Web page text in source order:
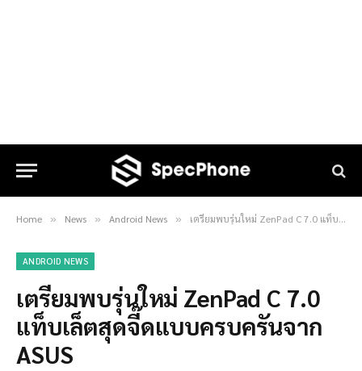
Home » News » Android News » เตรียมพบรุ่นใหม่ ZenPad C 7.0 แท็บเล็ตสุดจี๊ดแบบครบครันจาก ASUS
ANDROID NEWS
เตรียมพบรุ่นใหม่ ZenPad C 7.0
แท็บเล็ตสุดจี๊ดแบบครบครันจาก
ASUS